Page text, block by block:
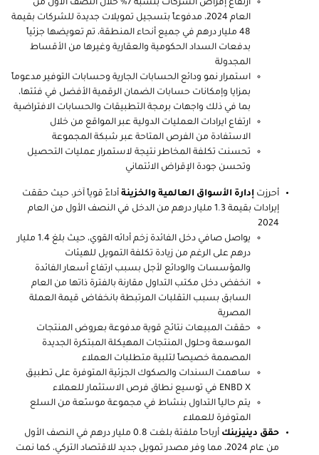
ارتفاع إقراض الشركات بنسبة 7% خلال النصف الأول من
العام 2024، مدفوعاً بتسجيل تمويلات جديدة للشركات بقيمة
48 مليار درهم في جميع أنحاء المنطقة، تم تعويضها جزئياً
بدفعات السداد الحكومية والعقارية وغيرها من الأقساط
المجدولة
استمرار نمو ودائع الحسابات الجارية وحسابات التوفير مدعوماً
بمزايا وإمكانات حسابات الضمان الرقمية الأفضل في فئتها،
بما في ذلك واجهات برمجة التطبيقات والحسابات الافتراضية
ارتفاع ايرادات العمليات الدولية عبر المواقع من خلال
الاستفادة من الفرص المتاحة عبر شبكة المجموعة
تحسنت تكلفة المخاطر نتيجة لاستمرار عمليات التحصيل
وتحسن جودة الإقراض الائتماني
أحرزت إدارة الأسواق العالمية والخزينة أداءً قوياً آخر، حيث حققت
إيرادات بقيمة 1.3 مليار درهم من الدخل في النصف الأول من العام
2024
يواصل صافي دخل الفائدة زخم أدائه القوي، حيث بلغ 1.4 مليار
درهم على الرغم من زيادة تكلفة التمويل للهيئات
والمؤسسات والودائع لأجل بسبب ارتفاع أسعار الفائدة
انخفض دخل مكتب التداول مقارنة بالفترة ذاتها من العام
السابق بسبب التقلبات المرتبطة بانخفاض قيمة العملة
المصرية
حققت المبيعات نتائج قوية مدفوعة بعروض المنتجات
الموسعة وحلول المنتجات المهيكلة المبتكرة الجديدة
المصممة خصيصاً لتلبية متطلبات العملاء
ساهمت السندات والصكوك الجزئية المتوفرة على تطبيق
ENBD X في توسيع نطاق فرص الاستثمار للعملاء
يتم حالياً التداول بنشاط في مجموعة موسّعة من السلع
المتوفرة للعملاء
حقق دينيزبنك
أرباحاً ملفتة بلغت 0.8 مليار درهم في النصف الأول
من عام 2024، مما وفر مصدر تمويل جديد للاقتصاد التركي، كما نمت